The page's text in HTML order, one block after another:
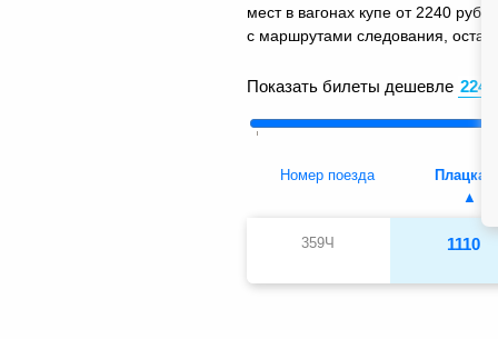
мест в вагонах купе от 2240
с маршрутами следования,
Показать билеты дешевле
Номер поезда Плацкарт
359Ч 1110